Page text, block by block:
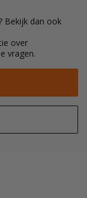
Bekijk dan ook
over
vragen.